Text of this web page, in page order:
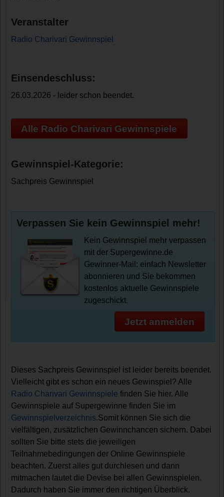
Veranstalter
Radio Charivari Gewinnspiel
Einsendeschluss:
26.03.2026 - leider schon beendet.
Alle Radio Charivari Gewinnspiele
Gewinnspiel-Kategorie:
Sachpreis Gewinnspiel
Verpassen Sie kein Gewinnspiel mehr!
Kein Gewinnspiel mehr verpassen
mit der Supergewinne.de
Gewinner-Mail: einfach Newsletter
abonnieren und Sie bekommen
kostenlos aktuelle Gewinnspiele
zugeschickt.
Jetzt anmelden
Dieses Sachpreis Gewinnspiel ist leider bereits beendet.
Vielleicht gibt es schon ein neues Gewinspiel? Alle
Radio Charivari Gewinnspiele finden Sie hier. Alle
Gewinnspiele auf Supergewinne finden Sie im
Gewinnspielverzeichnis.Somit können Sie sich die
vielfältigen, zusätzlichen Gewinnchancen sichern. Dabei
sollten Sie bitte stets die jeweiligen
Teilnahmebedingungen der Online Gewinnspiele
beachten. Zuerst alles gut durchlesen und dann
mitmachen lautet die Devise bei allen Gewinnspielen.
Dadurch haben Sie immer den richtigen Überblick.